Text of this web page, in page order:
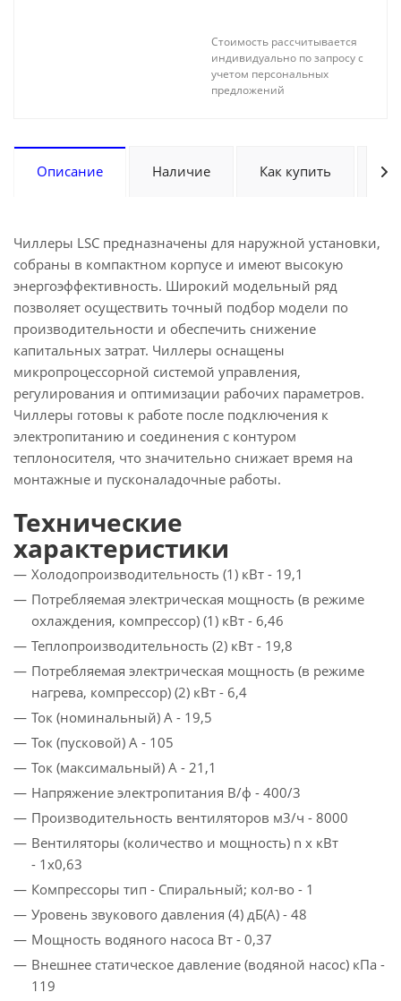
Стоимость рассчитывается
индивидуально по запросу с
учетом персональных
предложений
Описание Наличие Как купить
Чиллеры LSC предназначены для наружной установки,
собраны в компактном корпусе и имеют высокую
энергоэффективность. Широкий модельный ряд
позволяет осуществить точный подбор модели по
производительности и обеспечить снижение
капитальных затрат. Чиллеры оснащены
микропроцессорной системой управления,
регулирования и оптимизации рабочих параметров.
Чиллеры готовы к работе после подключения к
электропитанию и соединения с контуром
теплоносителя, что значительно снижает время на
монтажные и пусконаладочные работы.
Технические
характеристики
Холодопроизводительность (1) кВт - 19,1
Потребляемая электрическая мощность (в режиме
охлаждения, компрессор) (1) кВт - 6,46
Теплопроизводительность (2) кВт - 19,8
Потребляемая электрическая мощность (в режиме
нагрева, компрессор) (2) кВт - 6,4
Ток (номинальный) A - 19,5
Ток (пусковой) A - 105
Ток (максимальный) A - 21,1
Напряжение электропитания В/ф - 400/3
Производительность вентиляторов м3/ч - 8000
Вентиляторы (количество и мощность) n x кВт
- 1x0,63
Компрессоры тип - Спиральный; кол-во - 1
Уровень звукового давления (4) дБ(A) - 48
Мощность водяного насоса Вт - 0,37
Внешнее статическое давление (водяной насос) кПа -
119